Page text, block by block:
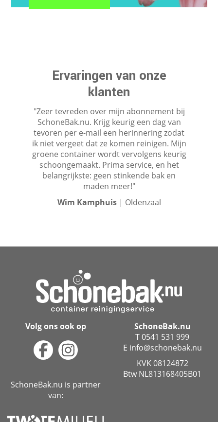
Ervaringen van onze
klanten
"Zeer tevreden over mijn abonnement bij
SchoneBak.nu. Krijg keurig een dag van
tevoren per e-mail een herinnering zodat
ik niet vergeet dat ze komen reinigen. Mijn
groene container wordt vervolgens keurig
schoongemaakt. Prima service, en het
belangrijkste: geen stinkende bak en
maden meer!"
Wim Kamphuis| Oldenzaal
Volg ons ook op
SchoneBak.nu is partner
van:
SchoneBak.nu
T 0541 531 999
E info@schonebak.nu
KVK 08124872
Btw NL813168405B01